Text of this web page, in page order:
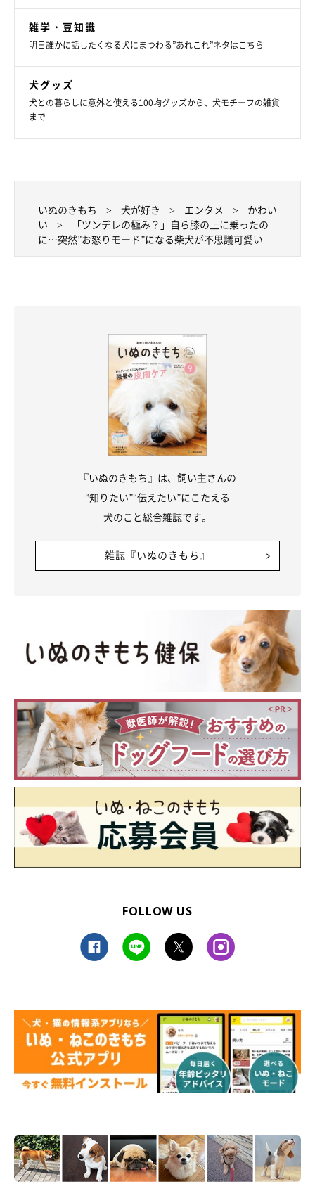
じつはいぬのきもちWEB MAGAZINEでは、過去にもタツノコ姫ち
「私が帰宅するとペタンコ耳＆しっぽブンブンで、オーバーな
くらい出迎えてくれますが、ボーロを1粒あげると秒で去って
いったり。タッちゃんが持ってきたオモチャでいざ遊んであげ
ようとすると、ポイっと捨ててどこかへ行ってしまいますね」
@TATSUNOKOHIMEさん：
を見せて甘えてきます。
あと、昨日まで愛用していたはずのアイテム（クッション、骨
こうしたタツノコ姫ちゃんの行動は、なんだか思春期の子供のよ
雑学・豆知識
明日誰かに話したくなる犬にまつわる”あれこれ”ネタはこちら
犬グッズ
犬との暮らしに意外と使える100均グッズから、犬モチーフの雑貨
まで
いぬのきもち 犬が好き エンタメ
かわい
い
「ツンデレの極み？」自ら膝の上に乗ったの
に…突然”お怒りモード”になる柴犬が不思議可愛い
『いぬのきもち』は、飼い主さんの
“知りたい”“伝えたい”にこたえる
犬のこと総合雑誌です。
雑誌『いぬのきもち』
FOLLOW US